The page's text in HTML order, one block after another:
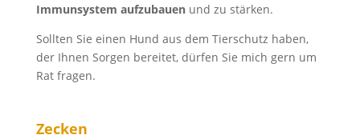
Immunsystem aufzubauenund zu stärken.
Sollten Sie einen Hund aus dem Tierschutz haben,
der Ihnen Sorgen bereitet, dürfen Sie mich gern um
Rat fragen.
Zecken